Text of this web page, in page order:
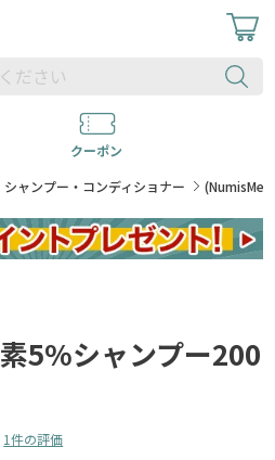
クーポン
シャンプー・コンディショナー
5%シャンプー200
1件の評価